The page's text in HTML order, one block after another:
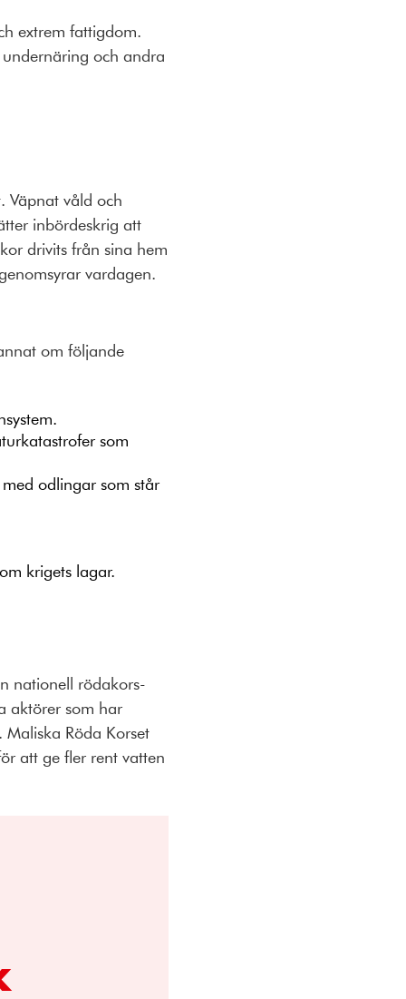
extrem fattigdom.
och andra
Väpnat våld och
inbördeskrig att
drivits från sina hem
vardagen.
om följande
som
odlingar som står
krigets lagar.
nationell rödakors-
aktörer som har
Röda Korset
att ge fler rent vatten